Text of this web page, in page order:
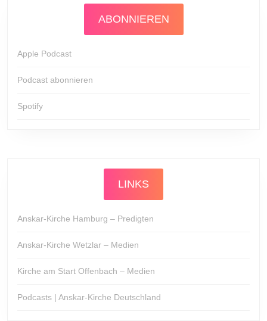
ABONNIEREN
Apple Podcast
Podcast abonnieren
Spotify
LINKS
Anskar-Kirche Hamburg – Predigten
Anskar-Kirche Wetzlar – Medien
Kirche am Start Offenbach – Medien
Podcasts | Anskar-Kirche Deutschland